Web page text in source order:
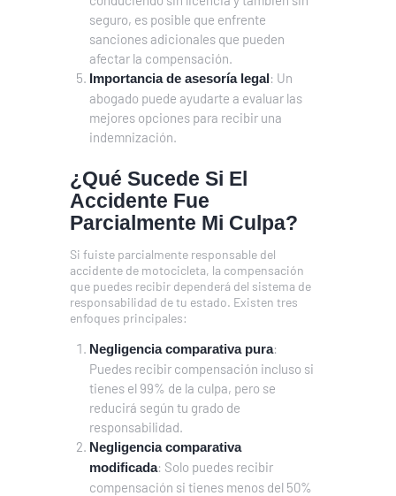
seguro, es posible que enfrente
sanciones adicionales que pueden
afectar la compensación.
Importancia de asesoría legal : Un
abogado puede ayudarte a evaluar las
mejores opciones para recibir una
indemnización.
¿Qué Sucede Si El
Accidente Fue
Parcialmente Mi Culpa?
Si fuiste parcialmente responsable del
accidente de motocicleta, la compensación
que puedes recibir dependerá del sistema de
responsabilidad de tu estado. Existen tres
enfoques principales:
Negligencia comparativa pura:
Puedes recibir compensación incluso si
tienes el 99% de la culpa, pero se
reducirá según tu grado de
responsabilidad.
Negligencia comparativa
modificada: Solo puedes recibir
compensación si tienes menos del 50%